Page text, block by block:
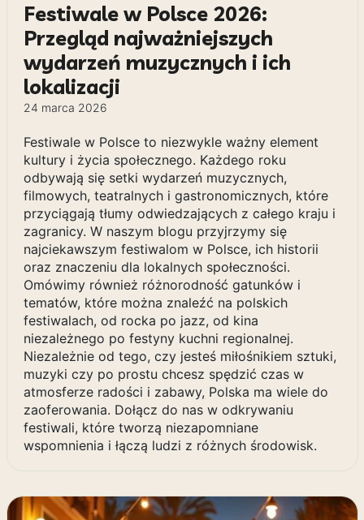
Festiwale w Polsce 2026:
Przegląd najważniejszych
wydarzeń muzycznych i ich
lokalizacji
24 marca 2026
Festiwale w Polsce to niezwykle ważny element
kultury i życia społecznego. Każdego roku
odbywają się setki wydarzeń muzycznych,
filmowych, teatralnych i gastronomicznych, które
przyciągają tłumy odwiedzających z całego kraju i
zagranicy. W naszym blogu przyjrzymy się
najciekawszym festiwalom w Polsce, ich historii
oraz znaczeniu dla lokalnych społeczności.
Omówimy również różnorodność gatunków i
tematów, które można znaleźć na polskich
festiwalach, od rocka po jazz, od kina
niezależnego po festyny kuchni regionalnej.
Niezależnie od tego, czy jesteś miłośnikiem sztuki,
muzyki czy po prostu chcesz spędzić czas w
atmosferze radości i zabawy, Polska ma wiele do
zaoferowania. Dołącz do nas w odkrywaniu
festiwali, które tworzą niezapomniane
wspomnienia i łączą ludzi z różnych środowisk.